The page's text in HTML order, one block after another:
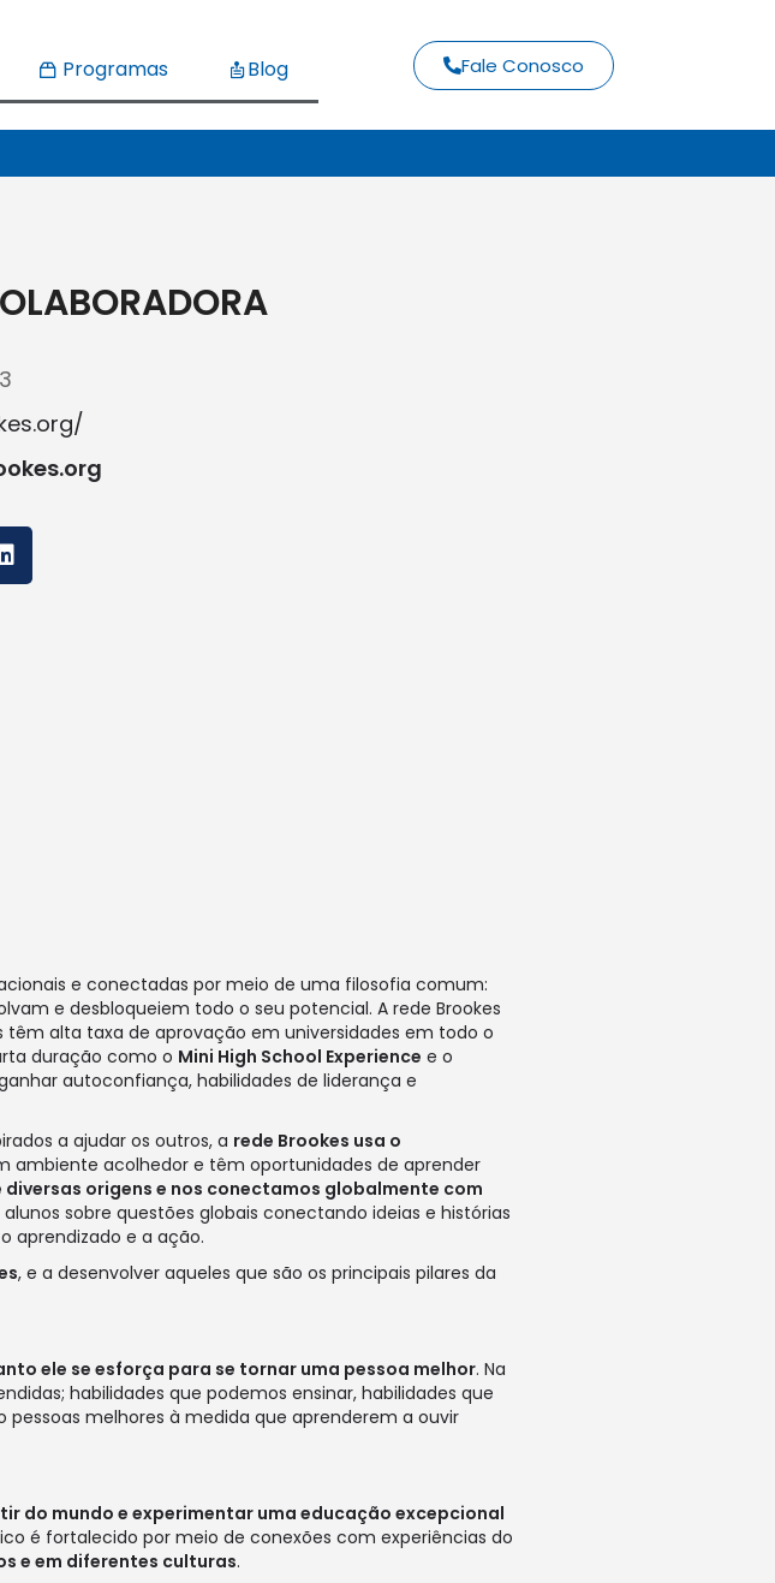
Programas Blog Fale Conosco
e conectadas por meio de uma filosofia comum:
e desbloqueiem todo o seu potencial. A rede Brookes
têm alta taxa de aprovação em universidades em todo o
duração como o Mini High School Experience e o
autoconfiança, habilidades de liderança e
a ajudar os outros, a rede Brookes usa o
ambiente acolhedor e têm oportunidades de aprender
diversas origens e nos conectamos globalmente com
sobre questões globais conectando ideias e histórias
aprendizado e a ação.
, e a desenvolver aqueles que são os principais pilares da
ele se esforça para se tornar uma pessoa melhor. Na
habilidades que podemos ensinar, habilidades que
melhores à medida que aprenderem a ouvir
do mundo e experimentar uma educação excepcional
é fortalecido por meio de conexões com experiências do
e em diferentes culturas.